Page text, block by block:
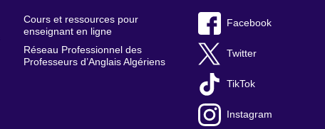
Cours et ressources pour
enseignant en ligne
Réseau Professionnel des
Professeurs d’Anglais Algériens
Facebook
Twitter
TikTok
Instagram